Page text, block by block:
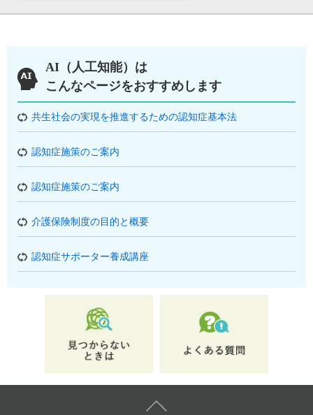
AI（人工知能）は
こんなページをおすすめします
共生社会の実現を推進するための認知症基本法
認知症施策のご案内
認知症施策のご案内
介護保険制度の目的と概要
認知症サポーター養成講座